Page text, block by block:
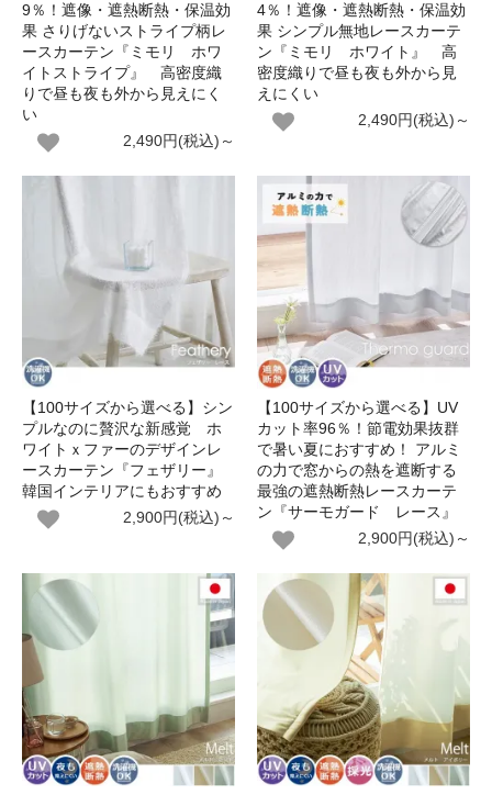
9％！遮像・遮熱断熱・保温効
果 さりげないストライプ柄レ
ースカーテン『ミモリ ホワ
イトストライプ』 高密度織
りで昼も夜も外から見えにく
い
2,490円(税込)～
4％！遮像・遮熱断熱・保温効
果 シンプル無地レースカーテ
ン『ミモリ ホワイト』 高
密度織りで昼も夜も外から見
えにくい
2,490円(税込)～
【100サイズから選べる】シン
プルなのに贅沢な新感覚 ホ
ワイトｘファーのデザインレ
ースカーテン『フェザリー』
韓国インテリアにもおすすめ
2,900円(税込)～
【100サイズから選べる】UV
カット率96％！節電効果抜群
で暑い夏におすすめ！ アルミ
の力で窓からの熱を遮断する
最強の遮熱断熱レースカーテ
ン『サーモガード レース』
2,900円(税込)～